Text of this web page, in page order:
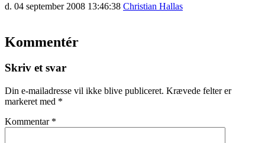
d. 04 september 2008 13:46:38 Christian Hallas
Kommentér
Skriv et svar
Din e-mailadresse vil ikke blive publiceret. Krævede felter er
markeret med *
Kommentar *